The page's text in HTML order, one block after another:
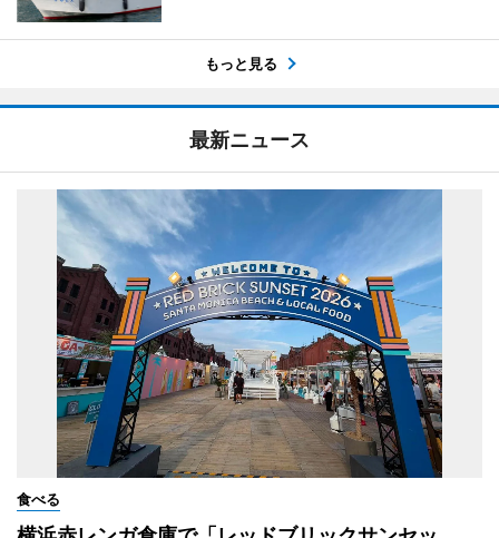
もっと見る
最新ニュース
食べる